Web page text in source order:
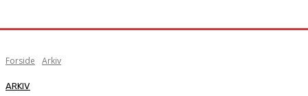
Forside Arkiv
ARKIV